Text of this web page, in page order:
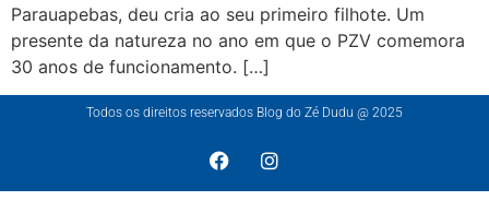
Parauapebas, deu cria ao seu primeiro filhote. Um
presente da natureza no ano em que o PZV comemora
30 anos de funcionamento. […]
Todos os direitos reservados Blog do Zé Dudu @ 2025